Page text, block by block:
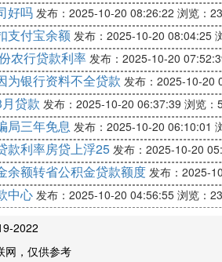
的
好吗 发布：2025-10-20 08:26:22 浏览：
支付宝余额 发布：2025-10-20 08:04:25
农行贷款利率发布：2025-10-20
为银行资料不全贷款 发布：2025-10-20
贷款 发布：2025-10-20 06:37:39 浏览：
局三年免息 发布：2025-10-20 06:10:01
款利率房贷上浮25 发布：2025-10-20
余额转省公积金贷款额度 发布：2025-
中心 发布：2025-10-20 04:56:55 浏览：
2022
网，仅供参考